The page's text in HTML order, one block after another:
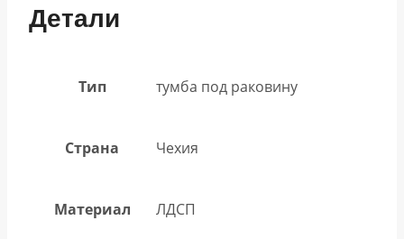
Детали
Тип тумба под раковину
Страна Чехия
Материал ЛДСП